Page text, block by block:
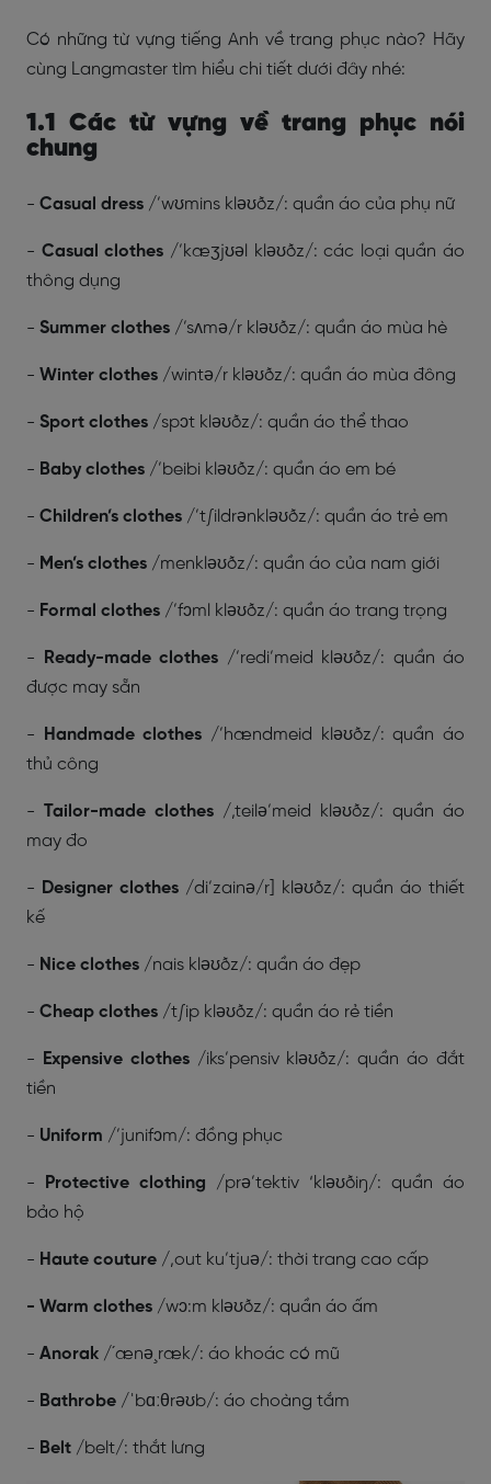
Có những từ vựng tiếng Anh về trang phục nào? Hãy
cùng Langmaster tìm hiểu chi tiết dưới đây nhé:
1.1 Các từ vựng về trang phục nói
chung
- Casual dress /’wʊmins kləʊðz/: quần áo của phụ nữ
- Casual clothes /’kæʒjʊəl kləʊðz/: các loại quần áo
thông dụng
- Summer clothes /’sʌmə/r kləʊðz/: quần áo mùa hè
- Winter clothes /wintə/r kləʊðz/: quần áo mùa đông
- Sport clothes /spɔt kləʊðz/: quần áo thể thao
- Baby clothes /’beibi kləʊðz/: quần áo em bé
- Children’s clothes /’t∫ildrənkləʊðz/: quần áo trẻ em
- Men’s clothes /menkləʊðz/: quần áo của nam giới
- Formal clothes /’fɔml kləʊðz/: quần áo trang trọng
- Ready-made clothes /’redi’meid kləʊðz/: quần áo
được may sẵn
- Handmade clothes /’hændmeid kləʊðz/: quần áo
thủ công
- Tailor-made clothes /,teilə’meid kləʊðz/: quần áo
may đo
- Designer clothes /di’zainə/r] kləʊðz/: quần áo thiết
kế
- Nice clothes /nais kləʊðz/: quần áo đẹp
- Cheap clothes /t∫ip kləʊðz/: quần áo rẻ tiền
- Expensive clothes /iks’pensiv kləʊðz/: quần áo đắt
tiền
- Uniform /’junifɔm/: đồng phục
- Protective clothing /prə’tektiv ‘kləʊðiŋ/: quần áo
bảo hộ
- Haute couture /,out ku’tjuə/: thời trang cao cấp
- Warm clothes /wɔ:m kləʊðz/: quần áo ấm
- Anorak /´ænə¸ræk/: áo khoác có mũ
- Bathrobe /ˈbɑːθrəʊb/: áo choàng tắm
- Belt /belt/: thắt lưng